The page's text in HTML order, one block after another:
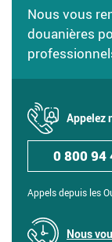
Nous vous
douanières
Appelez
0 800 94
Appels depuis les
Nous